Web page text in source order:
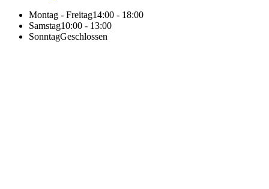
Montag - Freitag14:00 - 18:00
Samstag10:00 - 13:00
SonntagGeschlossen